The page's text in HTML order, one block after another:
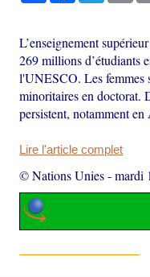
L’enseignement
269 millions d’étudiants
l'UNESCO. Les femmes
minoritaires en doctorat.
persistent, notamment
Lire l'article complet
© Nations Unies-mardi